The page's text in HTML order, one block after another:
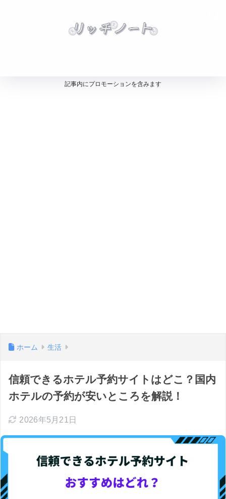
記事内にプロモーションを含みます
ホーム 生活
信頼できるホテル予約サイトはどこ？国内
ホテルの予約が安いところを解説！
2026年5月21日